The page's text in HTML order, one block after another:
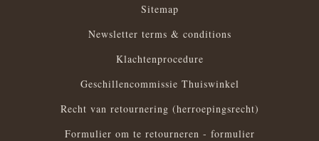
Sitemap
Newsletter terms & conditions
Klachtenprocedure
Geschillencommissie Thuiswinkel
Recht van retournering (herroepingsrecht)
Formulier om te retourneren - formulier